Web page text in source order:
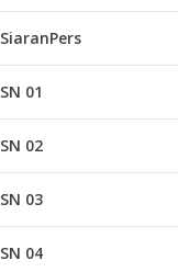
SiaranPers
SN 01
SN 02
SN 03
SN 04